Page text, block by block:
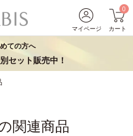
マイページ
0
カート
ての方へ
セット販売中！
関連商品